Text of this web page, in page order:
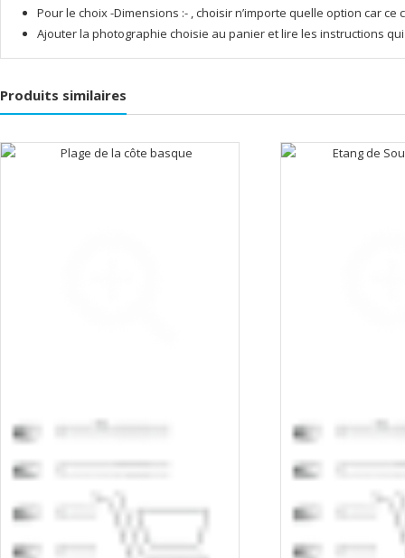
Pour le choix -Dimensions :- , choisir n’importe quelle option car
Ajouter la photographie choisie au panier et lire les instructions
Produits similaires